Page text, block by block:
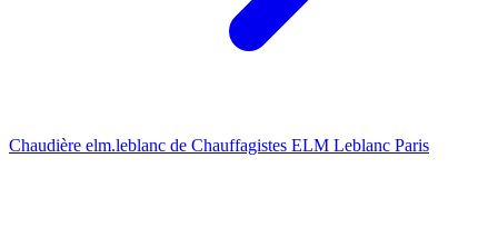
Chaudière elm.leblanc de Chauffagistes ELM Leblanc Paris